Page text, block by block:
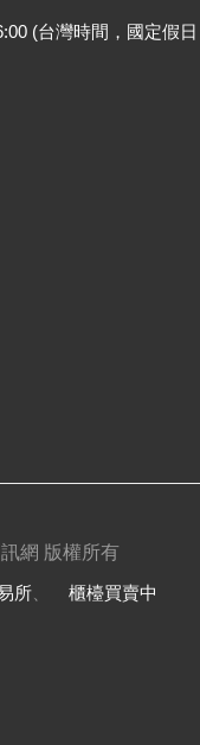
(台灣時間，國定假日
網 版權所有
所
櫃檯買賣中